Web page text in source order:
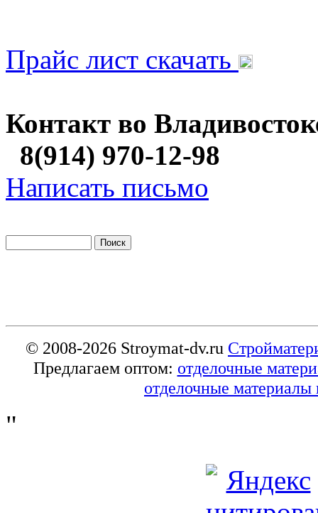
Прайс лист скачать
Контакт во
8(914) 970-12-98
Написать письмо
© 2008-2026 Stroymat-dv.ru
Предлагаем оптом: отделочные
отделочные материалы
"